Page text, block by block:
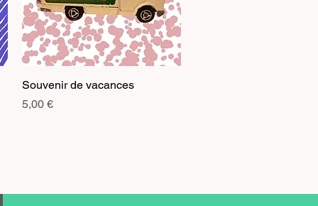
Aperçu rapide
Souvenir de vacances
Prix
5,00 €